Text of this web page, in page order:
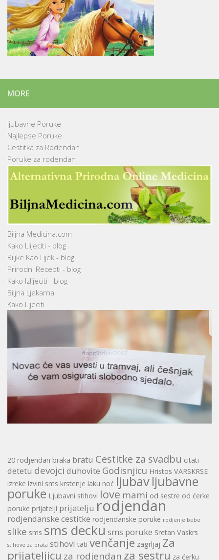
MORE
ljubavne Poruke
Najlepse Poruke
Cestitka za Rodendan
Poruke za rodendan
Biljna Medicina.com
Kako Llijeciti - blog
Biljke Kao Lijek - blog
Prirodni Recepti - blog
Kako Izlijeciti - blog
Biljna Ljekarna
Kako Lijeciti
20 rodjendan braka bratu Cestitke za svadbu citati
detetu devojci duhovite Godisnjicu Hristos VARSKRSE
izreke izvini sms krstenje laku noć ljubavljubavne
poruke Ljubavni stihovi love mami od sestre od ćerke
poruke prijatelji prijatelju rodjendan
rodjendanske cestitke rodjendanske poruke rodjenje bebe
slike sms sms decku sms poruke Sretan Vaskrs
stihove za brata stihovi tati venčanje zagrljaj Za
prijateljicu za rodjendan za sestru za ćerku